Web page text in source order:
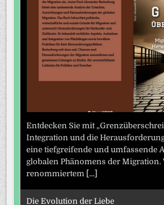
Entdecken Sie mit
Integration und die
eine tiefgreifende und umfassende
globalen Phänomens der Migration.
renommiertem [...]
Die Evolution der Liebe